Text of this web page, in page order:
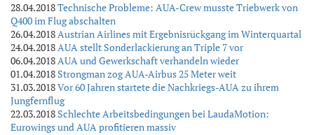
28.04.2018Technische Probleme: AUA-Crew musste Triebwerk von
Q400 im Flug abschalten
26.04.2018Austrian Airlines mit Ergebnisrückgang im Winterquartal
24.04.2018AUA stellt Sonderlackierung an Triple 7 vor
06.04.2018AUA und Gewerkschaft verhandeln wieder
01.04.2018 Strongman zog AUA-Airbus 25 Meter weit
31.03.2018Vor 60 Jahren startete die Nachkriegs-AUA zu ihrem
Jungfernflug
22.03.2018 Schlechte Arbeitsbedingungen bei LaudaMotion:
Eurowings und AUA profitieren massiv